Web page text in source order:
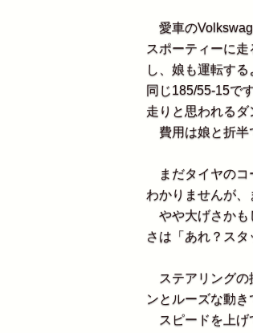
愛車の
スポーティーに
し、娘も運転す
同じ185/55-15で
走りと思われるダ
費用は娘と折半
まだタイヤのコ
わかりませんが
やや大げさかも
さは「あれ？ス
ステアリングの
ンとルーズな動き
スピードを上げ